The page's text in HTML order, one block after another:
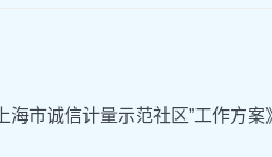
市诚信计量示范社区”工作方案